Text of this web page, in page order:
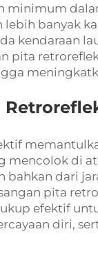
minimum
lebih banyak
kendaraan
pita
mencolok di
bahkan dari
pita
efektif
diri,